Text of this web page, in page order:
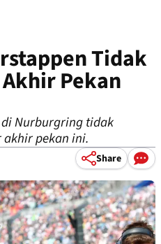
Tidak
Pekan
di Nurburgring tidak
pekan ini.
Share